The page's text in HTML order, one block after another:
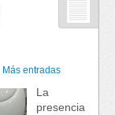
Más entradas
La
presencia